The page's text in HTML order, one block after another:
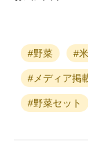
#野菜 #
#メディア掲
#野菜セット